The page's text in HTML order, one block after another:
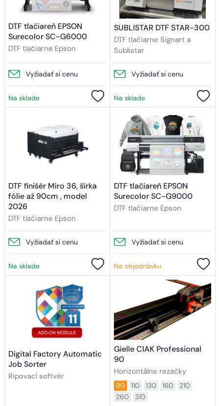
DTF tlačiareň EPSON
Surecolor SC-G6000
DTF tlačiarne Epson
Vyžiadať si cenu
Na sklade
SUBLISTAR DTF STAR-300
DTF tlačiarne Signart a
Sublistar
Vyžiadať si cenu
Na sklade
DTF finišér Miro 36, šírka
fólie až 90cm , model
2026
DTF tlačiarne Epson
Vyžiadať si cenu
Na sklade
DTF tlačiareň EPSON
Surecolor SC-G9000
DTF tlačiarne Epson
Vyžiadať si cenu
Na objednávku
Digital Factory Automatic
Job Sorter
Ripovací softvér
Gielle CIAK Professional
90
Horizontálne rezačky
90 110 130 160
210
260
310